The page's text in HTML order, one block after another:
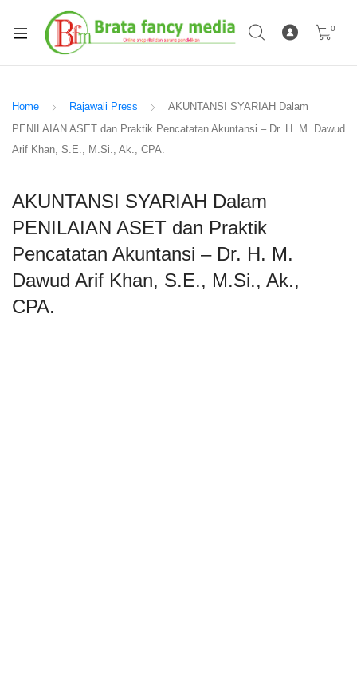
0
Home Rajawali Press
AKUNTANSI SYARIAH Dalam
PENILAIAN ASET dan Praktik Pencatatan Akuntansi – Dr. H. M. Dawud
Arif Khan, S.E., M.Si., Ak., CPA.
AKUNTANSI SYARIAH Dalam
PENILAIAN ASET dan Praktik
Pencatatan Akuntansi – Dr. H. M.
Dawud Arif Khan, S.E., M.Si., Ak.,
CPA.